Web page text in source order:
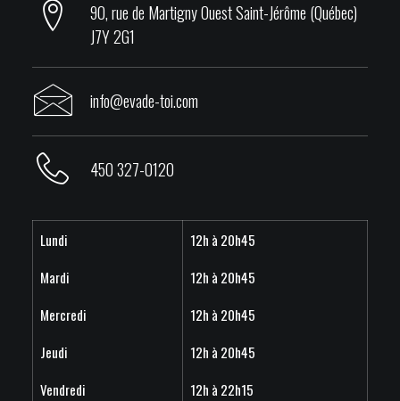
90, rue de Martigny Ouest Saint-Jérôme (Québec)
J7Y 2G1
info@evade-toi.com
450 327-0120
Lundi
12h à 20h45
Mardi
12h à 20h45
Mercredi
12h à 20h45
Jeudi
12h à 20h45
Vendredi
12h à 22h15